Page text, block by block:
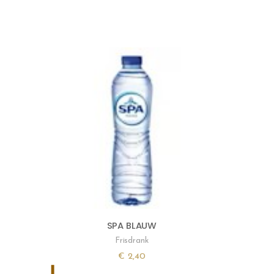
SPA BLAUW
Frisdrank
€ 2,40